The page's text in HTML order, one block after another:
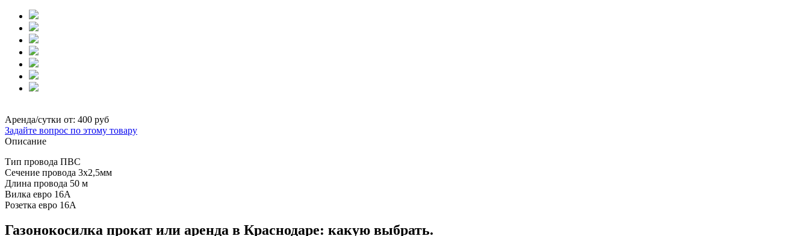
Аренда/сутки от: 400 руб
Задайте вопрос по этому товару
Описание
Тип провода ПВС
Сечение провода 3х2,5мм
Длина провода 50 м
Вилка евро 16А
Розетка евро 16А
Газонокосилка прокат или аренда в Краснодаре: какую выбрать.